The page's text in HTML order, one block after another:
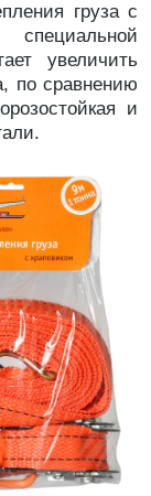
груза с
увеличить
по сравнению
и